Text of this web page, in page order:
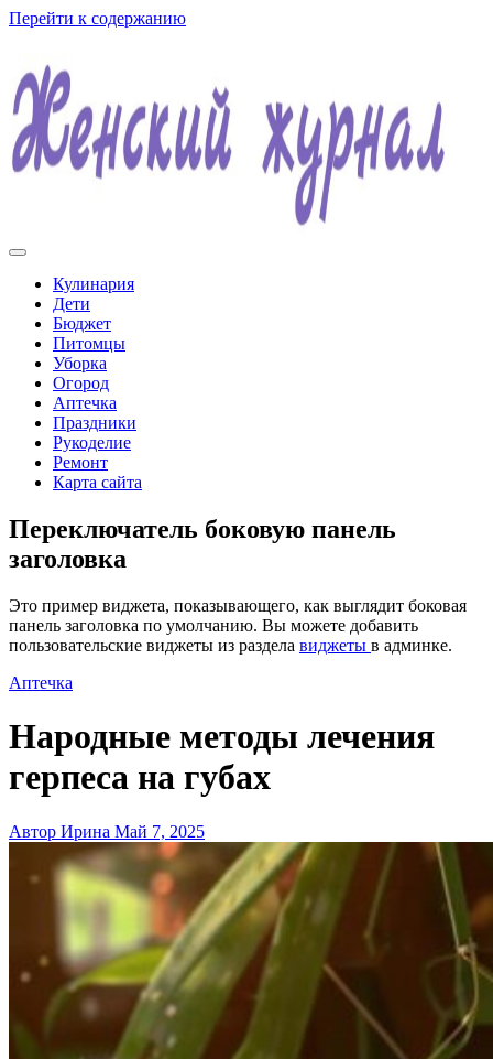
Перейти к содержанию
Женский журнал
Кулинария
Дети
Бюджет
Питомцы
Уборка
Огород
Аптечка
Праздники
Рукоделие
Ремонт
Карта сайта
Переключатель боковую панель
заголовка
Это пример виджета, показывающего, как выглядит боковая
панель заголовка по умолчанию. Вы можете добавить
пользовательские виджеты из раздела виджеты в админке.
Аптечка
Народные методы лечения
герпеса на губах
Автор Ирина Май 7, 2025